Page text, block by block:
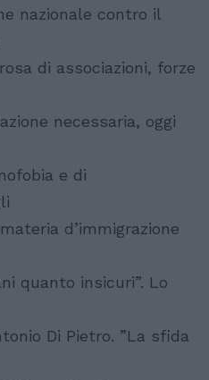
nazionale contro il
di associazioni, forze
necessaria, oggi
e di
d’immigrazione
quanto insicuri”. Lo
Di Pietro. ”La sfida